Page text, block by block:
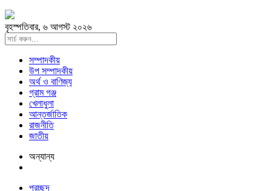
বৃহস্পতিবার, ৬ আগস্ট ২০২৬
সম্পাদকীয়
উপ সম্পাদকীয়
অর্থ ও বাণিজ্য
গ্রাম গঞ্জ
খেলাধুলা
আন্তর্জাতিক
রাজনীতি
জাতীয়
অন্যান্য
প্রচ্ছদ